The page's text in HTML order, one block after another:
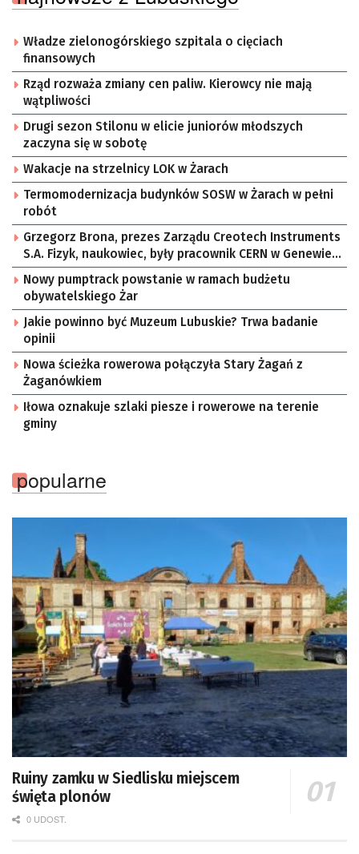
Władze zielonogórskiego szpitala o cięciach
finansowych
Rząd rozważa zmiany cen paliw. Kierowcy nie mają
wątpliwości
Drugi sezon Stilonu w elicie juniorów młodszych
zaczyna się w sobotę
Wakacje na strzelnicy LOK w Żarach
Termomodernizacja budynków SOSW w Żarach w pełni
robót
Grzegorz Brona, prezes Zarządu Creotech Instruments
S.A. Fizyk, naukowiec, były pracownik CERN w Genewie,
przedsiębiorca i nauczyciel akademicki, doktor
habilitowany nauk fizycznych, koordynator Rady
Sektorowej ds. Kompetencji Przemysłu Lotniczo-
Kosmicznego oraz członek Komitetu Badań
Kosmicznych i Satelitarnych PAN.
Nowy pumptrack powstanie w ramach budżetu
obywatelskiego Żar
Jakie powinno być Muzeum Lubuskie? Trwa badanie
opinii
Nowa ścieżka rowerowa połączyła Stary Żagań z
Żaganówkiem
Iłowa oznakuje szlaki piesze i rowerowe na terenie
gminy
popularne
Ruiny zamku w Siedlisku miejscem
święta plonów
0 UDOST.